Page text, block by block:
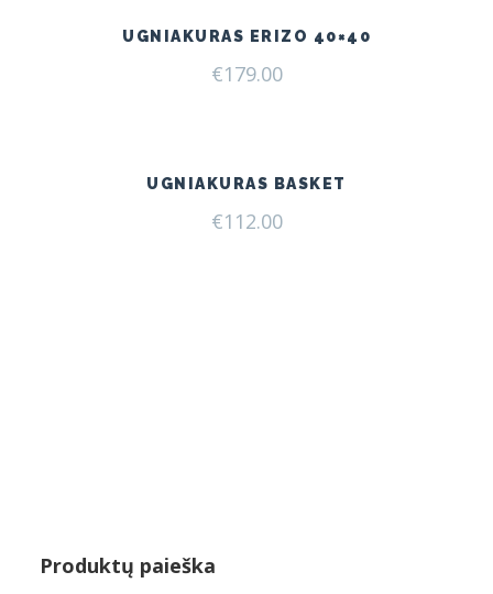
UGNIAKURAS ERIZO 40×40
€179.00
UGNIAKURAS BASKET
€112.00
Produktų paieška